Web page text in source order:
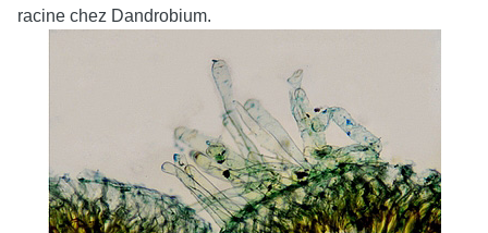
racine chez Dandrobium.